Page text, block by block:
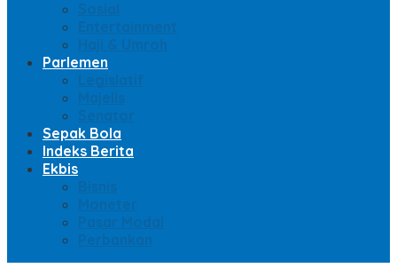
Sosial
Entertainment
Haji & Umroh
Parlemen
Legislatif
Majelis
Senator
Sepak Bola
Indeks Berita
Ekbis
Bisnis
Moneter
Pasar Modal
Perbankan